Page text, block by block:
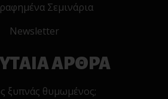
Σεμινάρια
Newsletter
ΑΡΘΡΑ
ξυπνάς θυμωμένος;